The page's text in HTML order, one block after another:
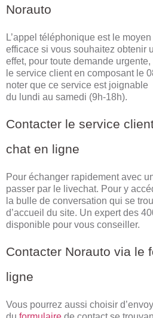
Norauto
L’appel téléphonique est le
efficace si vous souhaitez obtenir
effet, pour toute demande
le service client en composant le
noter que ce service est joignable
du lundi au samedi (9h-18h).
Contacter le service
chat en ligne
Pour échanger rapidement avec
passer par le livechat. Pour y
la bulle de conversation qui se
d’accueil du site. Un expert des
disponible pour vous conseiller.
Contacter Norauto via le
ligne
Vous pourrez aussi choisir